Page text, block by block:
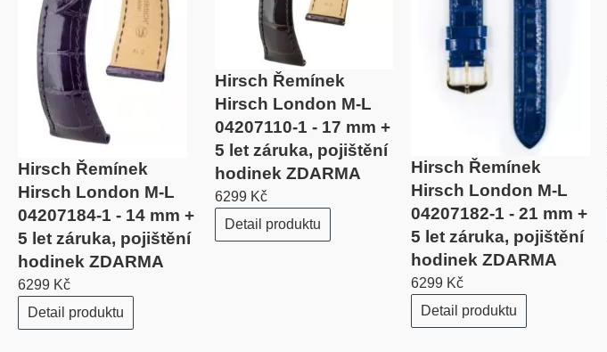
Hirsch Řemínek
Hirsch London M-L
04207184-1 - 14 mm +
5 let záruka, pojištění
hodinek ZDARMA
6299 Kč
Detail produktu
Hirsch Řemínek
Hirsch London M-L
04207110-1 - 17 mm +
5 let záruka, pojištění
hodinek ZDARMA
6299 Kč
Detail produktu
Hirsch Řemínek
Hirsch London M-L
04207182-1 - 21 mm +
5 let záruka, pojištění
hodinek ZDARMA
6299 Kč
Detail produktu